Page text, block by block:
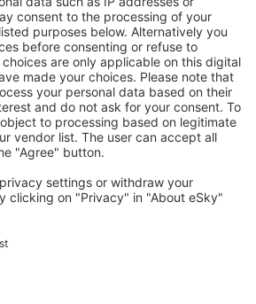
appog planlæg nemt dine
rejser